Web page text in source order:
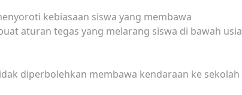
kebiasaan siswa yang membawa
aturan tegas yang melarang siswa di bawah usia
diperbolehkan membawa kendaraan ke sekolah